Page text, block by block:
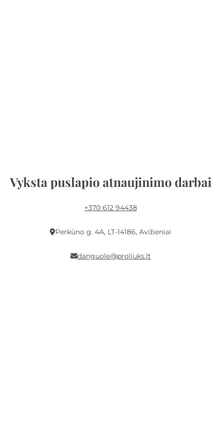
Vyksta puslapio atnaujinimo darbai
+370 612 94438
Perkūno g. 4A, LT-14186, Avižieniai
danguole@proliuks.lt